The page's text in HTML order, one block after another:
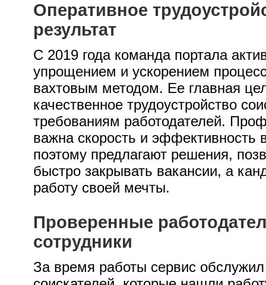
Оперативное
результат
С 2019 года команда портала
упрощением и ускорением
вахтовым методом. Ее главная
качественное трудоустройство
требованиям работодателей.
важна скорость и эффективность
поэтому предлагают решения,
быстро закрывать вакансии, а
работу своей мечты.
Проверенные
сотрудники
За время работы сервис